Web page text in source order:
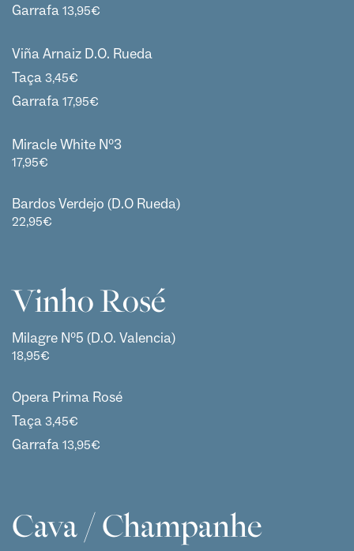
Garrafa 13,95€
Viña Arnaiz D.O. Rueda
Taça 3,45€
Garrafa 17,95€
Miracle White Nº3
17,95€
Bardos Verdejo (D.O Rueda)
22,95€
Vinho Rosé
Milagre Nº5 (D.O. Valencia)
18,95€
Opera Prima Rosé
Taça 3,45€
Garrafa 13,95€
Cava / Champanhe